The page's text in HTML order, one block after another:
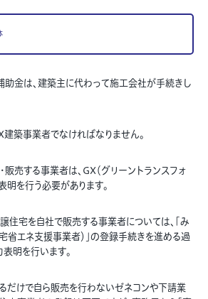
助金は、建築主に代わって施工会社が手続きし
築事業者でなければなりません。
販売する事業者は、GX（グリーントランスフォ
明を行う必要があります。
住宅を自社で販売する事業者については、「み
省エネ支援事業者）」の登録手続きを進める過
明を行います。
だけで自ら販売を行わないゼネコンや下請業